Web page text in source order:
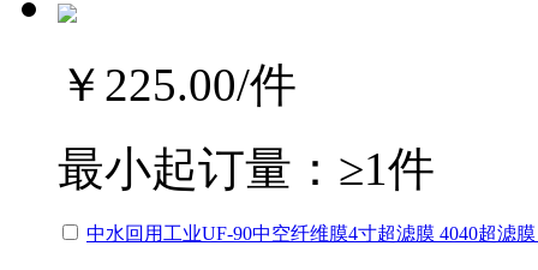
￥225.00/件
最小起订量： ≥1件
中水回用工业UF-90中空纤维膜4寸超滤膜 4040超滤